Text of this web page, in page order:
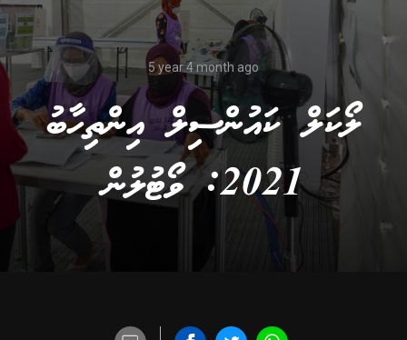
5 year 4 month ago
ލޯކަލް ކައުންސިލް އިންތިހާބު
2021: ވޯޓުލުން